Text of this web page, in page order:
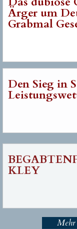
Ärger um
Grabmal
Den Sieg in
KLEY
Mehr